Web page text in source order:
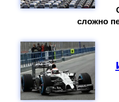
сложно